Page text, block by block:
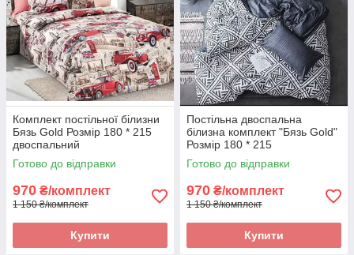
Комплект постільної білизни
Бязь Gold Розмір 180 * 215
двоспальний
Готово до відправки
970 ₴/комплект
1 150 ₴/комплект
Купити
Постільна двоспальна
білизна комплект "Бязь Gold"
Розмір 180 * 215
Готово до відправки
970 ₴/комплект
1 150 ₴/комплект
Купити